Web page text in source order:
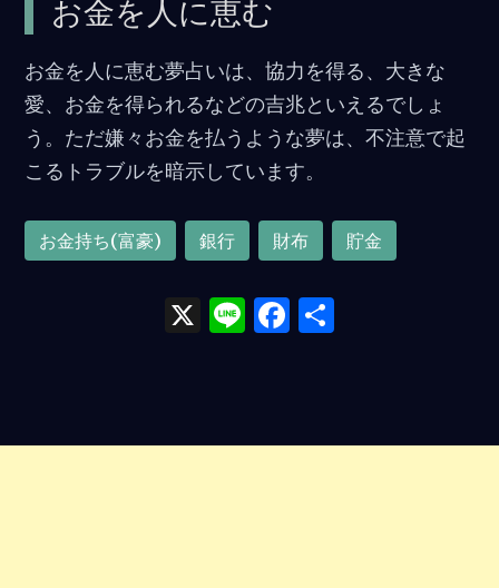
お金を人に恵む
お金を人に恵む夢占いは、協力を得る、大きな
愛、お金を得られるなどの吉兆といえるでしょ
う。ただ嫌々お金を払うような夢は、不注意で起
こるトラブルを暗示しています。
お金持ち(富豪) 銀行 財布 貯金
X Li F
o